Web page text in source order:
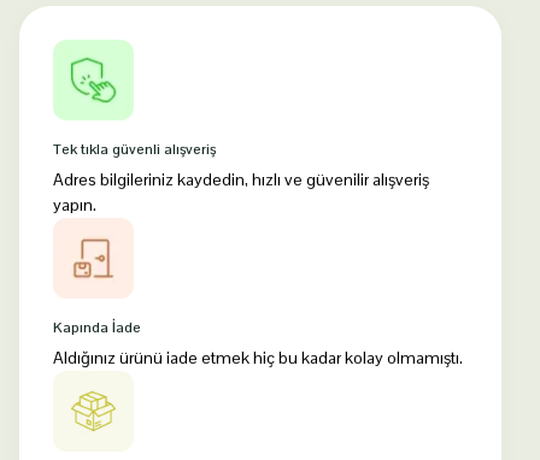
Myway Kamp olarak biz
de yerimizi aldık. 🏕️✨
getirebilirsiniz. Kamp
İster basit bir çorba
Tek tıkla güvenli alışveriş
Adres bilgileriniz kaydedin, hızlı ve güvenilir alışveriş
yapın.
Kapında İade
Aldığınız ürünü iade etmek hiç bu kadar kolay olmamıştı.